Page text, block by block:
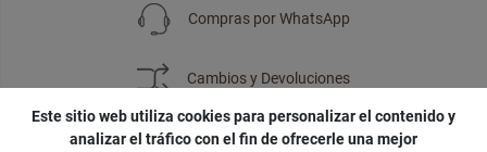
Compras por WhatsApp
Cambios y Devoluciones
Este sitio web utiliza cookies para personalizar el contenido y
analizar el tráfico con el fin de ofrecerle una mejor